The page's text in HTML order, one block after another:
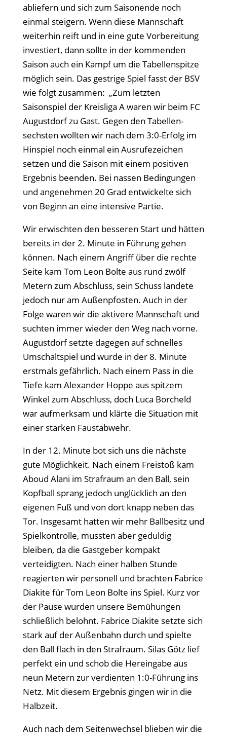
abliefern und sich zum Saisonende noch
einmal steigern. Wenn diese Mannschaft
weiterhin reift und in eine gute Vorbereitung
investiert, dann sollte in der kommenden
Saison auch ein Kampf um die Tabellenspitze
möglich sein. Das gestrige Spiel fasst der BSV
wie folgt zusammen: „Zum letzten
Saisonspiel der Kreisliga A waren wir beim FC
Augustdorf zu Gast. Gegen den Tabellen­
sechsten wollten wir nach dem 3:0-Erfolg im
Hinspiel noch einmal ein Ausrufezeichen
setzen und die Saison mit einem positiven
Ergebnis beenden. Bei nassen Bedingungen
und angenehmen 20 Grad entwickelte sich
von Beginn an eine intensive Partie.
Wir erwischten den besseren Start und hätten
bereits in der 2. Minute in Führung gehen
können. Nach einem Angriff über die rechte
Seite kam Tom Leon Bolte aus rund zwölf
Metern zum Abschluss, sein Schuss landete
jedoch nur am Außenpfosten. Auch in der
Folge waren wir die aktivere Mannschaft und
suchten immer wieder den Weg nach vorne.
Augustdorf setzte dagegen auf schnelles
Umschaltspiel und wurde in der 8. Minute
erstmals gefährlich. Nach einem Pass in die
Tiefe kam Alexander Hoppe aus spitzem
Winkel zum Abschluss, doch Luca Borcheld
war aufmerksam und klärte die Situation mit
einer starken Faustabwehr.
In der 12. Minute bot sich uns die nächste
gute Möglichkeit. Nach einem Freistoß kam
Aboud Alani im Strafraum an den Ball, sein
Kopfball sprang jedoch unglücklich an den
eigenen Fuß und von dort knapp neben das
Tor. Insgesamt hatten wir mehr Ballbesitz und
Spielkontrolle, mussten aber geduldig
bleiben, da die Gastgeber kompakt
verteidigten. Nach einer halben Stunde
reagierten wir personell und brachten Fabrice
Diakite für Tom Leon Bolte ins Spiel. Kurz vor
der Pause wurden unsere Bemühungen
schließlich belohnt. Fabrice Diakite setzte sich
stark auf der Außenbahn durch und spielte
den Ball flach in den Strafraum. Silas Götz lief
perfekt ein und schob die Hereingabe aus
neun Metern zur verdienten 1:0-Führung ins
Netz. Mit diesem Ergebnis gingen wir in die
Halbzeit.
Auch nach dem Seitenwechsel blieben wir die